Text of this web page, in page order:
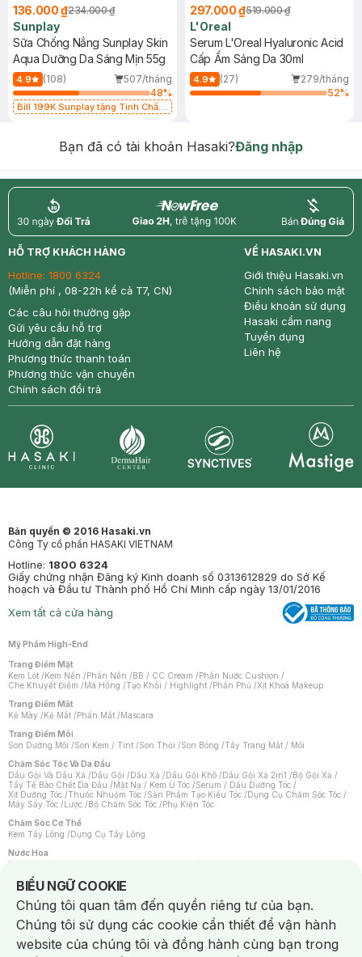
136.000 ₫234.000 ₫
Sunplay
Sữa Chống Nắng Sunplay Skin
Aqua Dưỡng Da Sáng Mịn 55g
4.9 (108)
507/tháng
48%
Bill 199K Sunplay tặng Tinh Chất
297.000 ₫519.000 ₫
L'Oreal
Serum L'Oreal Hyaluronic Acid
Cấp Ẩm Sáng Da 30ml
4.9 (27)
279/tháng
52%
Bạn đã có tài khoản Hasaki?Đăng nhập
return nowfree price
HỖ TRỢ KHÁCH HÀNG
Hotline: 1800 6324
(Miễn phí , 08-22h kể cả T7, CN)
Các câu hỏi thường gặp
Gửi yêu cầu hỗ trợ
Hướng dẫn đặt hàng
Phương thức thanh toán
Phương thức vận chuyển
Chính sách đổi trả
VỀ HASAKI.VN
Giới thiệu Hasaki.vn
Chính sách bảo mật
Điều khoản sử dụng
Hasaki cẩm nang
Tuyển dụng
Liên hệ
Bản quyền © 2016 Hasaki.vn
Công Ty cổ phần HASAKI VIETNAM
Hotline: 1800 6324
Giấy chứng nhận Đăng ký Kinh doanh số 0313612829 do Sở Kế
hoạch và Đầu tư Thành phố Hồ Chí Minh cấp ngày 13/01/2016
Xem tất cả cửa hàng
Mỹ Phẩm High-End
Trang Điểm Mặt
Kem Lót /Kem Nền /Phấn Nền /BB / CC Cream /Phấn Nước Cushion /
Che Khuyết Điểm /Má Hồng /Tạo Khối / Highlight /Phấn Phủ /Xịt Khoá Makeup
Trang Điểm Mắt
Kẻ Mày /Kẻ Mắt /Phấn Mắt /Mascara
Trang Điểm Môi
Son Dưỡng Môi /Son Kem / Tint /Son Thỏi /Son Bóng /Tẩy Trang Mắt / Môi
Chăm Sóc Tóc Và Da Đầu
Dầu Gội Và Dầu Xả /Dầu Gội /Dầu Xả /Dầu Gội Khô /Dầu Gội Xả 2in1 /Bộ Gội Xả /
Tẩy Tế Bào Chết Da Đầu /Mặt Nạ / Kem Ủ Tóc /Serum / Dầu Dưỡng Tóc /
Xịt Dưỡng Tóc /Thuốc Nhuộm Tóc /Sản Phẩm Tạo Kiểu Tóc /Dụng Cụ Chăm Sóc Tóc /
Máy Sấy Tóc /Lược /Bộ Chăm Sóc Tóc /Phụ Kiện Tóc
Chăm Sóc Cơ Thể
Kem Tẩy Lông /Dụng Cụ Tẩy Lông
Nước Hoa
Nước Hoa Nữ
Chăm Sóc Cá Nhân
Chống Muỗi /Khẩu Trang /Máy Massage/Mặt Nạ Xông Hơi /Nước Rửa Tay/
Sản Phẩm Chăm Sóc Khác /Bàn Chải Đánh Răng /Bàn Chải Điện/
Hỗ Trợ Trắng Răng/Kem Đánh Răng /Máy Tăm Nước/ Nước Súc Miệng/
Tăm / Chỉ Nha Khoa/ Xịt Thơm Miệng / Dung Dịch Vệ Sinh/Dưỡng Vùng Kín/
Khăn Ướt Vệ Sinh Vùng Kín/Băng Vệ Sinh/Tampon/Bọt Cạo Râu /Dao Cạo Râu/
Máy Cạo Râu
BIỂU NGỮ COOKIE
Notice about cookies usage
Chúng tôi quan tâm đến quyền riêng tư của bạn.
Chúng tôi sử dụng các cookie cần thiết để vận hành
website của chúng tôi và đồng hành cùng bạn trong